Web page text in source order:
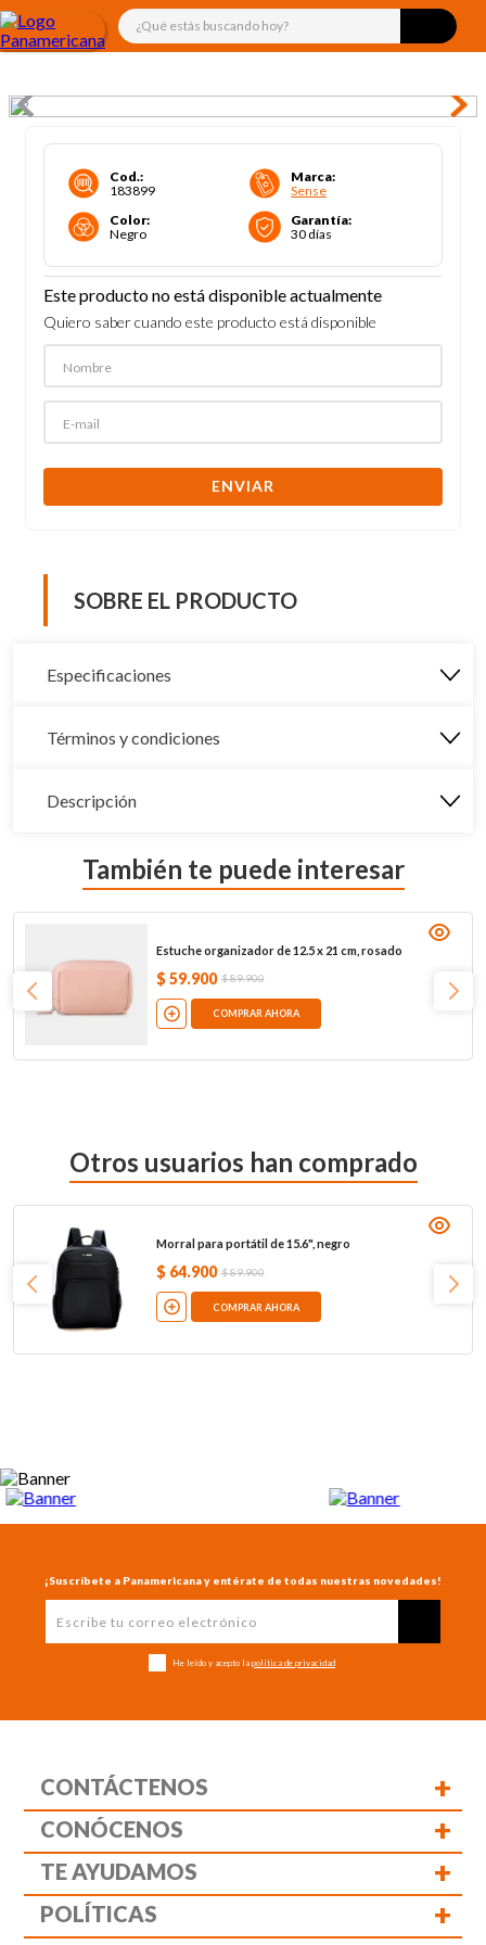
¿Qué estás buscando hoy?
Cod.:
183899
Marca:
Sense
Color:
Negro
Garantía:
30 días
Este producto no está disponible actualmente
Quiero saber cuando este producto está disponible
ENVIAR
SOBRE EL PRODUCTO
Especificaciones
Términos y condiciones
Descripción
También te puede interesar
Estuche organizador de 12.5 x 21 cm, rosado
$ 59.900 $89.900
COMPRAR AHORA
Otros usuarios han comprado
Morral para portátil de 15.6", negro
$ 64.900 $89.900
COMPRAR AHORA
¡Suscríbete a Panamericana y entérate de todas nuestras novedades!
He leído y acepto la política de privacidad
CONTÁCTENOS +
CONÓCENOS +
TE AYUDAMOS +
POLÍTICAS +